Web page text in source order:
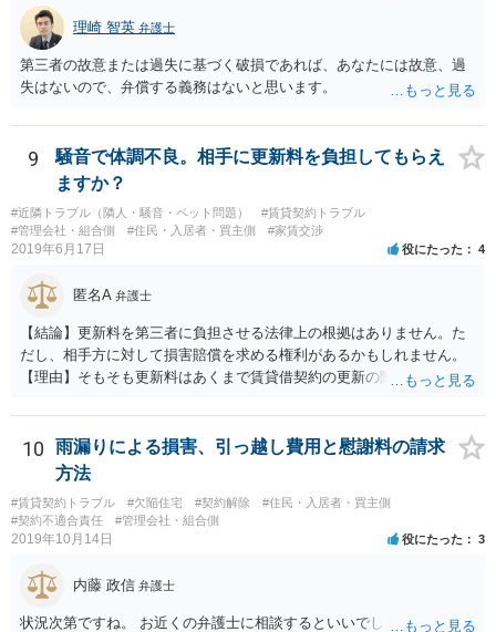
理崎 智英 弁護士
第三者の故意または過失に基づく破損であれば、あなたには故意、過
失はないので、弁償する義務はないと思います。
9
騒音で体調不良。相手に更新料を負担してもらえ
ますか？
#近隣トラブル（隣人・騒音・ペット問題）
#賃貸契約トラブル
#管理会社・組合側
#住民・入居者・買主側 #家賃交渉
2019年6月17日 役にたった 4
匿名A 弁護士
【結論】更新料を第三者に負担させる法律上の根拠はありません。た
だし、相手方に対して損害賠償を求める権利があるかもしれません。
【理由】そもそも更新料はあくまで賃貸借契約の更新の際の手数料の
音ですが、まず「受忍限度論」という考え方がありますのでここから
説明します。 誰しも日々の生活をするにあたり、足音・洗濯機・掃除
機・風呂の水音など音を発生させるのはお互い様ですので、音に敏感
な人であっても一定のレベルの音までは甘受しなければなりません。
そして、もし騒音が「一般人基準」で我慢できないレベルの音を継続
的に出している場合は、慰謝料を支払う義務が生じることになりま
もらえないので（逆にクレーマー扱いの憂き目に遭います）、最寄り
の自治体に相談して騒音の測定器を貸してもらうなど、客観的な証拠
を集めるところから始めましょう。 そこまでする精神的な余裕がない
10
雨漏りによる損害、引っ越し費用と慰謝料の請求
方法
#賃貸契約トラブル #欠陥住宅 #契約解除
#住民・入居者・買主側
#契約不適合責任
#管理会社・組合側
2019年10月14日 役にたった 3
内藤 政信 弁護士
状況次第ですね。 お近くの弁護士に相談するといいでしょう。